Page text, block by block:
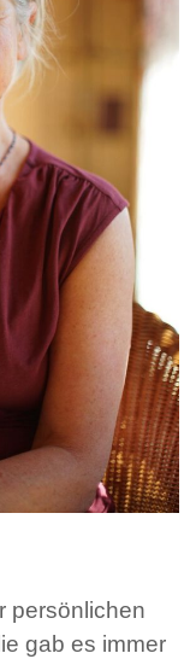
persönlichen
gab es immer